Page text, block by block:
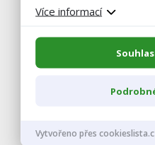
použitím přípravku
tento problém
osvědčil. Krmná
produkční, konec
Pro jalovice jsou
Více informací
Vytvořeno přes